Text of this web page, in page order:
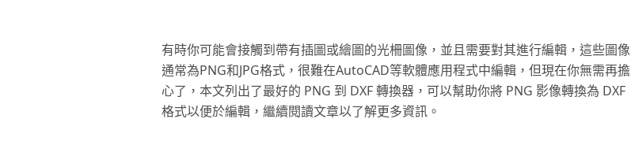
有時你可能會接觸到帶有插圖或繪圖的光柵圖像，並且需要對其進行編輯，這些圖像
通常為PNG和JPG格式，很難在AutoCAD等軟體應用程式中編輯，但現在你無需再擔
心了，本文列出了最好的 PNG 到 DXF 轉換器，可以幫助你將 PNG 影像轉換為 DXF
格式以便於編輯，繼續閱讀文章以了解更多資訊。